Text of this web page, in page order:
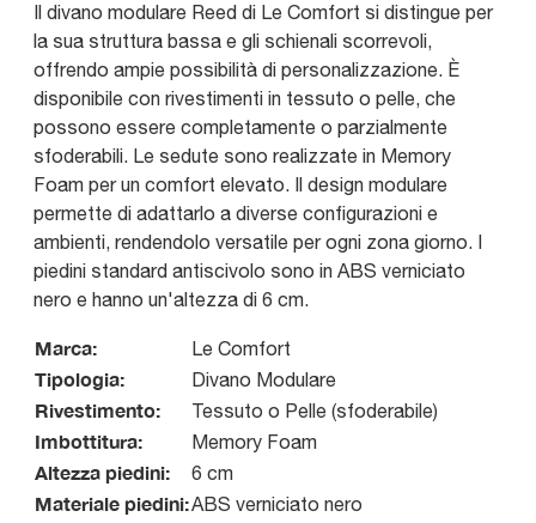
Il divano modulare Reed di Le Comfort si distingue per
la sua struttura bassa e gli schienali scorrevoli,
offrendo ampie possibilità di personalizzazione. È
disponibile con rivestimenti in tessuto o pelle, che
possono essere completamente o parzialmente
sfoderabili. Le sedute sono realizzate in Memory
Foam per un comfort elevato. Il design modulare
permette di adattarlo a diverse configurazioni e
ambienti, rendendolo versatile per ogni zona giorno. I
piedini standard antiscivolo sono in ABS verniciato
nero e hanno un'altezza di 6 cm.
Marca: Le Comfort
Tipologia: Divano Modulare
Rivestimento: Tessuto o Pelle (sfoderabile)
Imbottitura: Memory Foam
Altezza piedini: 6 cm
Materiale piedini:ABS verniciato nero